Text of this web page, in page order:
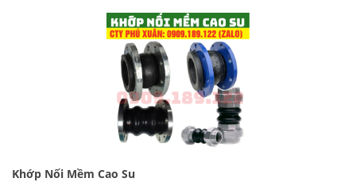
Khớp Nối Mềm Cao Su